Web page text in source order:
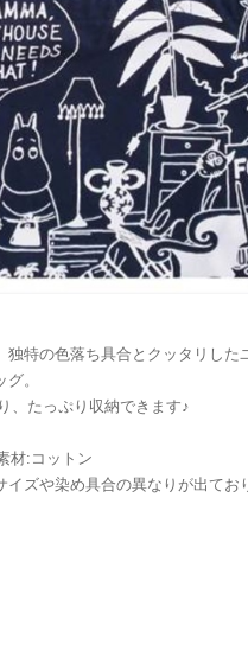
独特の色落ち具合とクッタリした
。
、たっぷり収納できます♪
材:コットン
ズや染め具合の異なりが出てお